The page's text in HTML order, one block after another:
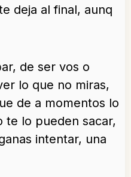
deja al final, aunq
de ser vos o
lo que no miras,
de a momentos lo
te lo pueden sacar,
intentar, una